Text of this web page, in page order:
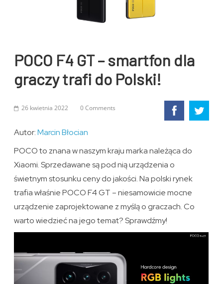
POCO F4 GT – smartfon dla
graczy trafi do Polski!
26 kwietnia 2022 0 Comments
Autor:Marcin Błocian
POCO to znana w naszym kraju marka należąca do
Xiaomi. Sprzedawane są pod nią urządzenia o
świetnym stosunku ceny do jakości. Na polski rynek
trafia właśnie POCO F4 GT – niesamowicie mocne
urządzenie zaprojektowane z myślą o graczach. Co
warto wiedzieć na jego temat? Sprawdźmy!